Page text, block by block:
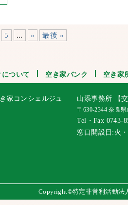
5 ... » 最後 »
ついて 空き家バンク 空き家
家コンシェルジュ 山添事務所 【
〒630-2344 奈良
Tel・Fax 0743-
窓口開設日:火
Copyright©特定非営利活動法